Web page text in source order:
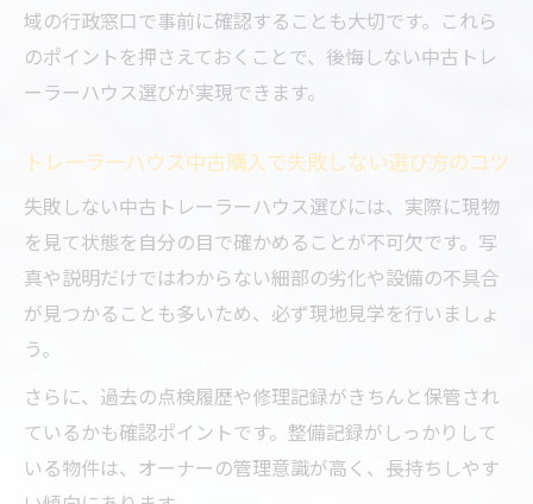
域の行政窓口で事前に確認することも大切です。これら
のポイントを押さえておくことで、後悔しない中古トレ
ーラーハウス選びが実現できます。
トレーラーハウス中古購入で失敗しない選び方のコツ
失敗しない中古トレーラーハウス選びには、実際に現物
を見て状態を自分の目で確かめることが不可欠です。写
真や説明だけではわからない細部の劣化や設備の不具合
が見つかることも多いため、必ず現地見学を行いましょ
う。
さらに、過去の点検履歴や修理記録がきちんと保管され
ているかも確認ポイントです。整備記録がしっかりして
いる物件は、オーナーの管理意識が高く、長持ちしやす